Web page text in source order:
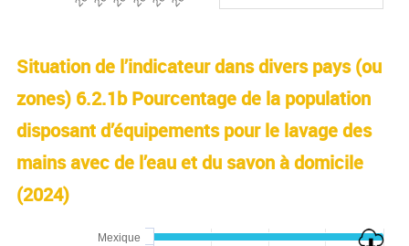
et Caraïbes
Situation de l’indicateur dans divers pays (ou
zones) 6.2.1b Pourcentage de la population
disposant d’équipements pour le lavage des
mains avec de l’eau et du savon à domicile
(2024)
Mexique